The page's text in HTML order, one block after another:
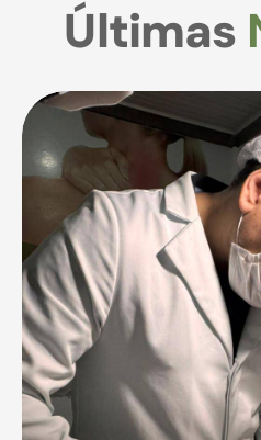
Últimas